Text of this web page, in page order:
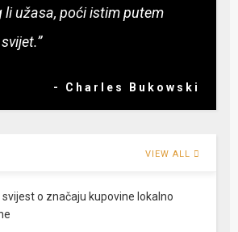
li užasa, poći istim putem
- Charles Bukowski
VIEW ALL
o značaju kupovine lokalno